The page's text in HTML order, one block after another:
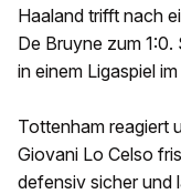
Haaland trifft nach
De Bruyne zum
in einem Ligaspiel
Tottenham reagiert
Giovani Lo Celso
defensiv sicher und